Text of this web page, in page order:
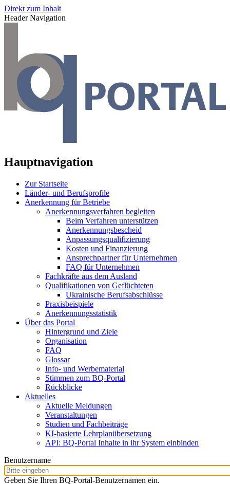
Direkt zum Inhalt
Header Navigation
Hauptnavigation
Zur Startseite
Länder- und Berufsprofile
Anerkennung für Betriebe
Anerkennungsverfahren begleiten
Beim Verfahren unterstützen
Anerkennungsbescheid
Anpassungsqualifizierung
Kosten und Finanzierung
Ansprechpartner für Unternehmen
FAQ für Unternehmen
Fachkräfte aus dem Ausland
Qualifikationen von Geflüchteten
Ukrainische Berufsabschlüsse
Praxisbeispiele
Anerkennungsstatistik
Über das Portal
Hintergrund und Ziele
Organisation
FAQ
Glossar
Info- und Werbematerial
Stimmen zum BQ-Portal
Rückblicke
Aktuelles
Aktuelle Meldungen
Veranstaltungen
Studien und Fachbeiträge
KI-basierte Lehrplanübersetzung
API: BQ-Portal Inhalte in ihr System einbinden
Benutzername
Geben Sie Ihren BQ-Portal-Benutzernamen ein.